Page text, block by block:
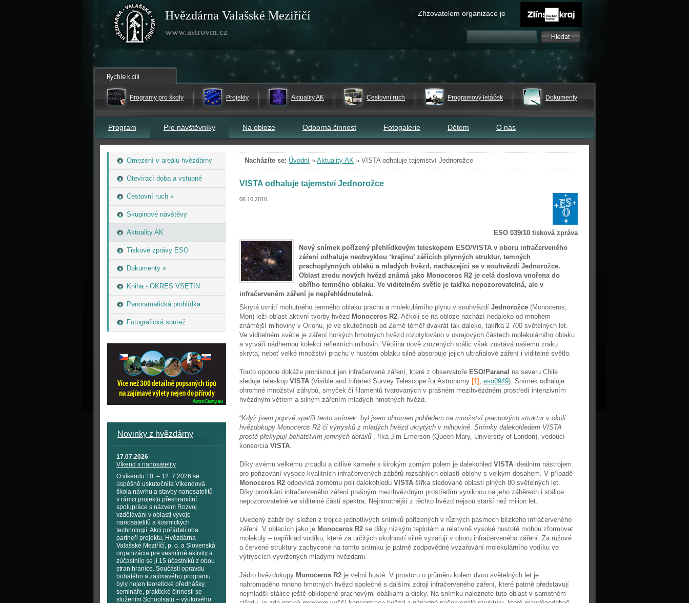
Hvězdárna Valašské Meziříčí
www.astrovm.cz
Zřizovatelem organizace je
Programy pro školy Projekty Aktuality AK Cestovní ruch Programový letáček Dokumenty
Program Pro návštěvníky Na obloze Odborná činnost Fotogalerie Dětem O nás
Omezení v areálu hvězdárny
Otevírací doba a vstupné
Cestovní ruch »
Skupinové návštěvy
Aktuality AK
Tiskové zprávy ESO
Dokumenty »
Kniha - OKRES VSETÍN
Panoramatická prohlídka
Fotografická soutež
Novinky z hvězdárny
17.07.2026
Víkend s nanosatelity
O víkendu 10. – 12. 7 2026 se
úspěšně uskutečnila Víkendová
škola návrhu a stavby nanosatelitů
v rámci projektu přeshraniční
spolupráce s názvem Rozvoj
vzdělávání v oblasti vývoje
nanosatelitů a kosmických
technologií. Akci pořádali oba
partneři projektu, Hvězdárna
Valašské Meziříčí, p. o. a Slovenská
organizácia pre vesmírné aktivity a
zúčastnilo se ji 15 účastníků z obou
stran hranice. Součástí opravdu
bohatého a zajímavého programu
byly nejen teoretické přednášky,
semináře, praktické činnosti se
složením Schoolsatů – výukového
Nacházíte se: Úvodní » Aktuality AK » VISTA odhaluje tajemství Jednorožce
VISTA odhaluje tajemství Jednorožce
06.10.2010
ESO 039/10 tisková zpráva
Nový snímek pořízený přehlídkovým teleskopem ESO/VISTA v oboru infračerveného
záření odhaluje neobvyklou ‘krajinu’ zářících plynných struktur, temných
prachoplynných oblaků a mladých hvězd, nacházející se v souhvězdí Jednorožce.
Oblast zrodu nových hvězd známá jako Monoceros R2 je celá doslova vnořena do
obřího temného oblaku. Ve viditelném světle je takřka nepozorovatelná, ale v
infračerveném záření je nepřehlédnutelná.
Skrytá uvnitř mohutného temného oblaku prachu a molekulárního plynu v souhvězdí Jednorožce (Monoceros,
Mon) leží oblast aktivní tvorby hvězd Monoceros R2. Ačkoli se na obloze nachází nedaleko od mnohem
známější mlhoviny v Orionu, je ve skutečnosti od Země téměř dvakrát tak daleko, takřka 2 700 světelných let.
Ve viditelném světle je záření horkých hmotných hvězd rozptylováno v okrajových částech molekulárního oblaku
a vytváří nádhernou kolekci reflexních mlhovin. Většina nově zrozených stálic však zůstává našemu zraku
skryta, neboť velké množství prachu v hustém oblaku silně absorbuje jejich ultrafialové záření i viditelné světlo.
Touto oponou dokáže proniknout jen infračervené záření, které z observatoře ESO/Paranal na severu Chile
sleduje teleskop VISTA (Visible and Infrared Survey Telescope for Astronomy [1] , eso0949). Snímek odhaluje
ohromné množství záhybů, smyček či filamentů tvarovaných v prašném mezihvězdném prostředí intenzivním
hvězdným větrem a silným zářením mladých hmotných hvězd.
“Když jsem poprvé spatřil tento snímek, byl jsem ohromen pohledem na množství prachových struktur v okolí
hvězdokupy Monoceros R2 či výtrysků z mladých hvězd ukrytých v mlhovině. Snímky dalekohledem VISTA
prostě překypují bohatstvím jemných detailů”, říká Jim Emerson (Queen Mary, University of London), vedoucí
konsorcia VISTA.
Díky svému velkému zrcadlu a citlivé kameře s širokým zorným polem je dalekohled VISTA ideálním nástrojem
pro pořizování vysoce kvalitních infračervených záběrů rozsáhlých oblastí oblohy s velkým dosahem. V případě
Monoceros R2 odpovídá zornému poli dalekohledu VISTA šířka sledované oblasti plných 80 světelných let.
Díky pronikání infračerveného záření prašným mezihvězdným prostředím vyniknou na jeho záběrech i stálice
nepozorovatelné ve viditelné části spektra. Nejhmotnější z těchto hvězd nejsou starší než milion let.
Uvedený záběr byl složen z trojice jednotlivých snímků pořízených v různých pásmech blízkého infračerveného
záření. V oblacích jako je Monoceros R2 se díky nízkým teplotám a relativně vysoké hustotě mohou zformovat
molekuly – například vodíku, které za určitých okolností silně vyzařují v oboru infračerveného záření. Za růžové
a červené struktury zachycené na tomto snímku je patrně zodpovědné vyzařování molekulárního vodíku ve
výtryscích vyvržených mladými hvězdami.
Jádro hvězdokupy Monoceros R2 je velmi husté. V prostoru o průměru kolem dvou světelných let je
nahromaděno mnoho hmotných hvězd společně s dalšími zdroji infračerveného záření, které patrně představují
nejmladší stálice ještě obklopené prachovými obálkami a disky. Na snímku naleznete tuto oblast v samotném